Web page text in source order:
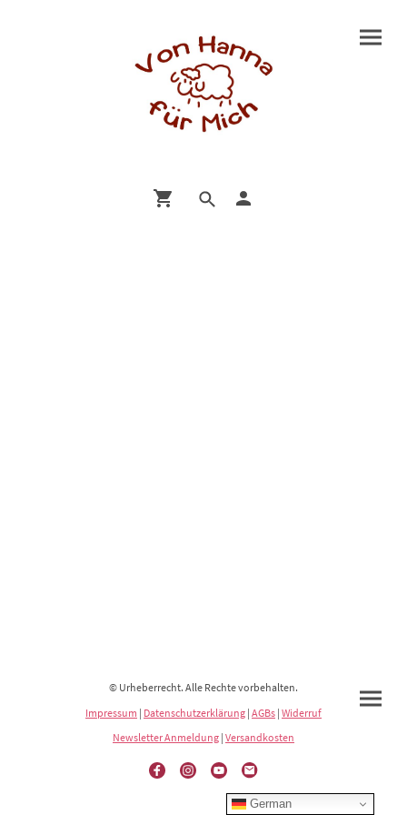
© Urheberrecht. Alle Rechte vorbehalten.
Impressum | Datenschutzerklärung | AGBs | Widerruf
Newsletter Anmeldung | Versandkosten
German